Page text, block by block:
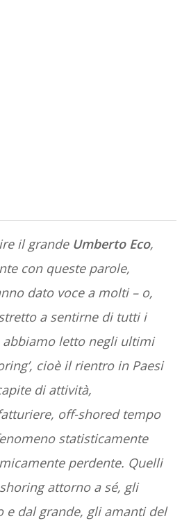
il grande Umberto Eco,
con queste parole,
dato voce a molti – o,
a sentirne di tutti i
abbiamo letto negli ultimi
cioè il rientro in Paesi
di attività,
off-shored tempo
statisticamente
perdente. Quelli
attorno a sé, gli
dal grande, gli amanti del